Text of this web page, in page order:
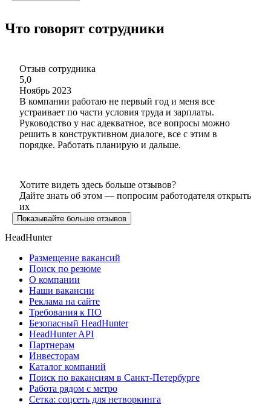
Что говорят сотрудники
Отзыв сотрудника
5,0
Ноябрь 2023
В компании работаю не первый год и меня все
устраивает по части условия труда и зарплаты.
Руководство у нас адекватное, все вопросы можно
решить в конструктивном диалоге, все с этим в
порядке. Работать планирую и дальше.
Хотите видеть здесь больше отзывов?
Дайте знать об этом — попросим работодателя открыть
их
Показывайте больше отзывов
HeadHunter
Размещение вакансий
Поиск по резюме
О компании
Наши вакансии
Реклама на сайте
Требования к ПО
Безопасный HeadHunter
HeadHunter API
Партнерам
Инвесторам
Каталог компаний
Поиск по вакансиям в Санкт-Петербурге
Работа рядом с метро
Сетка: соцсеть для нетворкинга